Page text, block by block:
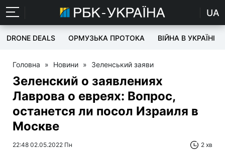
UA
DRONE DEALS ОРМУЗЬКА ПРОТОКА ВІЙНА В УКРАЇНІ
Головна » Новини » Зеленський заяви
Зеленский о заявлениях
Лаврова о евреях: Вопрос,
останется ли посол Израиля в
Москве
22:48 02.05.2022 Пн 2 хв